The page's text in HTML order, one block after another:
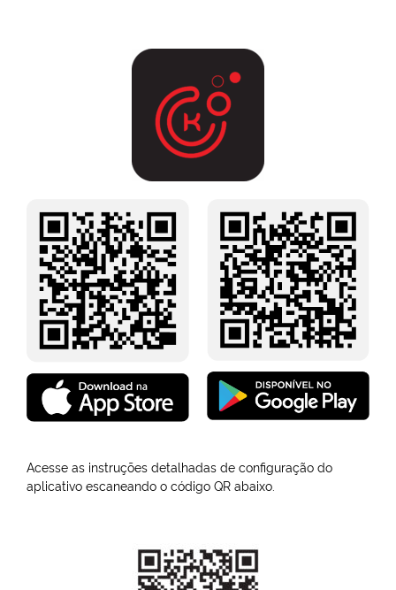
Acesse as instruções detalhadas de configuração do
aplicativo escaneando o código QR abaixo.